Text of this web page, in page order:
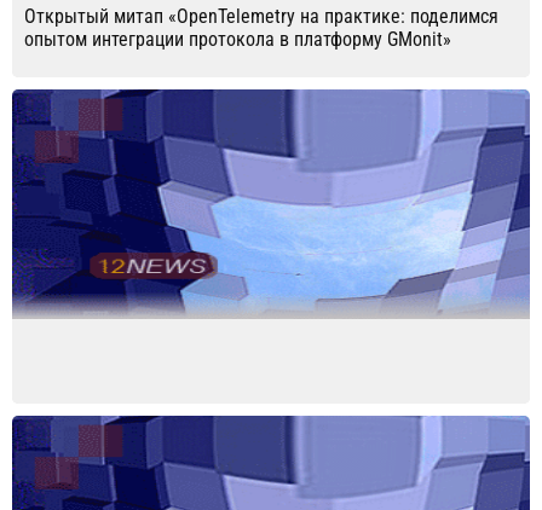
Открытый митап «OpenTelemetry на практике: поделимся
опытом интеграции протокола в платформу GMonit»